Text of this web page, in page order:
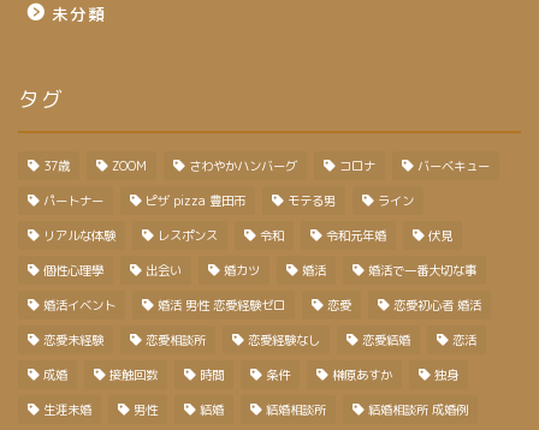
未分類
タグ
37歳 ZOOM さわやかハンバーグ コロナ バーベキュー
パートナー ピザ pizza 豊田市 モテる男 ライン
リアルな体験 レスポンス 令和 令和元年婚 伏見
個性心理學 出会い 婚カツ 婚活 婚活で一番大切な事
婚活イベント 婚活 男性 恋愛経験ゼロ 恋愛 恋愛初心者 婚活
恋愛未経験 恋愛相談所 恋愛経験なし 恋愛結婚 恋活
成婚 接触回数 時間 条件 榊原あすか 独身
生涯未婚 男性 結婚 結婚相談所 結婚相談所 成婚例